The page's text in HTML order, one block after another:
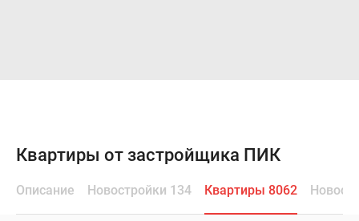
Квартиры от застройщика ПИК
Описание Новостройки 134 Квартиры 8062